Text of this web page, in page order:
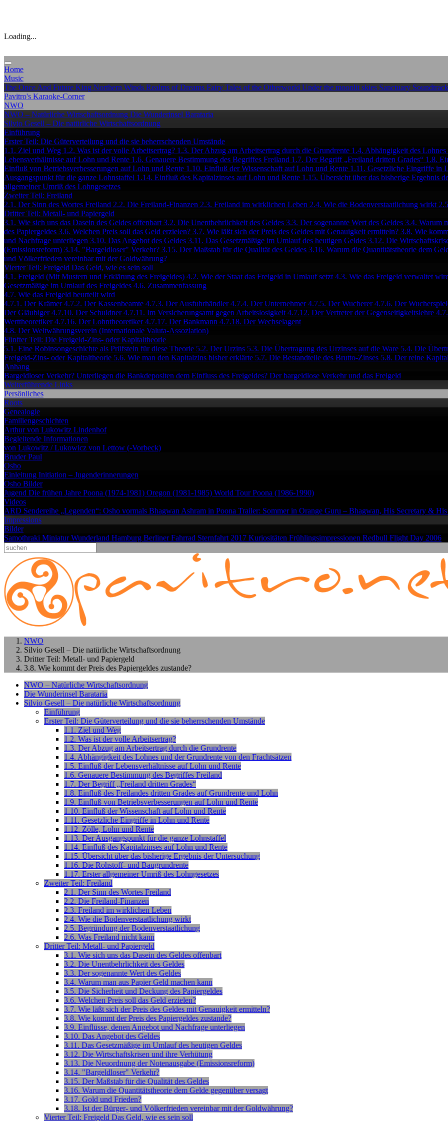
Loading...
Home
Music
The Once And Future King Northern Winds Realms of Dreams Fairy Tales of the Otherworld Under the moonlit skies Sanctuary
Pavitro's Karaoke-Corner
NWO
NWO – Natürliche Wirtschaftsordnung Die Wunderinsel Barataria
Silvio Gesell – Die natürliche Wirtschaftsordnung
Einführung
Erster Teil: Die Güterverteilung und die sie beherrschenden Umstände
1.1. Ziel und Weg 1.2. Was ist der volle Arbeitsertrag? 1.3. Der Abzug am Arbeitsertrag durch die Grundrente 1.4. Abhängigkeit des
Lebensverhältnisse auf Lohn und Rente 1.6. Genauere Bestimmung des Begriffes Freiland 1.7. Der Begriff „Freiland dritten Grades“ 1.8.
Einfluß von Betriebsverbesserungen auf Lohn und Rente 1.10. Einfluß der Wissenschaft auf Lohn und Rente 1.11. Gesetzliche Eingriffe in
Ausgangspunkt für die ganze Lohnstaffel 1.14. Einfluß des Kapitalzinses auf Lohn und Rente 1.15. Übersicht über das bisherige Ergebnis
allgemeiner Umriß des Lohngesetzes
Zweiter Teil: Freiland
2.1. Der Sinn des Wortes Freiland 2.2. Die Freiland-Finanzen 2.3. Freiland im wirklichen Leben 2.4. Wie die Bodenverstaatlichung wirkt
Dritter Teil: Metall- und Papiergeld
3.1. Wie sich uns das Dasein des Geldes offenbart 3.2. Die Unentbehrlichkeit des Geldes 3.3. Der sogenannte Wert des Geldes 3.4. Warum
des Papiergeldes 3.6. Welchen Preis soll das Geld erzielen? 3.7. Wie läßt sich der Preis des Geldes mit Genauigkeit ermitteln? 3.8. Wie
und Nachfrage unterliegen 3.10. Das Angebot des Geldes 3.11. Das Gesetzmäßige im Umlauf des heutigen Geldes 3.12. Die
(Emissionsreform) 3.14. "Bargeldloser" Verkehr? 3.15. Der Maßstab für die Qualität des Geldes 3.16. Warum die Quantitätstheorie dem
und Völkerfrieden vereinbar mit der Goldwährung?
Vierter Teil: Freigeld Das Geld, wie es sein soll
4.1. Freigeld (Mit Mustern und Erklärung des Freigeldes) 4.2. Wie der Staat das Freigeld in Umlauf setzt 4.3. Wie das Freigeld verwaltet
Gesetzmäßige im Umlauf des Freigeldes 4.6. Zusammenfassung
4.7. Wie das Freigeld beurteilt wird
4.7.1. Der Krämer4.7.2. Der Kassenbeamte 4.7.3. Der Ausfuhrhändler4.7.4. Der Unternehmer4.7.5. Der Wucherer4.7.6. Der
Der Gläubiger4.7.10. Der Schuldner4.7.11. Im Versicherungsamt gegen Arbeitslosigkeit 4.7.12. Der Vertreter der Gegenseitigkeitslehre
Werttheoretiker4.7.16. Der Lohntheoretiker4.7.17. Der Bankmann 4.7.18. Der Wechselagent
4.8. Der Weltwährungsverein (Internationale Valuta-Assoziation)
Fünfter Teil: Die Freigeld-Zins- oder Kapitaltheorie
5.1. Eine Robinsongeschichte als Prüfstein für diese Theorie 5.2. Der Urzins 5.3. Die Übertragung des Urzinses auf die Ware 5.4. Die
Freigeld-Zins- oder Kapitaltheorie 5.6. Wie man den Kapitalzins bisher erklärte 5.7. Die Bestandteile des Brutto-Zinses 5.8. Der reine
Anhang
Bargeldloser Verkehr? Unterliegen die Bankdepositen dem Einfluss des Freigeldes? Der bargeldlose Verkehr und das Freigeld
Weiterführende Links
Persönliches
Roots
Genealogie
Familiengeschichten
Arthur von Lukowitz Lindenhof
Begleitende Informationen
von Lukowitz / Lukowicz von Lettow (-Vorbeck)
Bruder Paul
Osho
Einleitung Initiation – Jugenderinnerungen
Osho Bilder
Jugend Die frühen Jahre Poona (1974-1981) Oregon (1981-1985) World TourPoona (1986-1990)
Videos
ARD Sendereihe „Legenden“: Osho vormals Bhagwan Ashram in Poona Trailer: Sommer in Orange Guru – Bhagwan, His Secretary &
Impressions
Bilder
Samothraki Miniatur Wunderland Hamburg Berliner Fahrrad Sternfahrt 2017 Kuriositäten Frühlingsimpressionen Redbull Flight Day 2006
NWO
Silvio Gesell – Die natürliche Wirtschaftsordnung
Dritter Teil: Metall- und Papiergeld
3.8. Wie kommt der Preis des Papiergeldes zustande?
NWO – Natürliche Wirtschaftsordnung
Die Wunderinsel Barataria
Silvio Gesell – Die natürliche Wirtschaftsordnung
Einführung
Erster Teil: Die Güterverteilung und die sie beherrschenden Umstände
1.1. Ziel und Weg
1.2. Was ist der volle Arbeitsertrag?
1.3. Der Abzug am Arbeitsertrag durch die Grundrente
1.4. Abhängigkeit des Lohnes und der Grundrente von den Frachtsätzen
1.5. Einfluß der Lebensverhältnisse auf Lohn und Rente
1.6. Genauere Bestimmung des Begriffes Freiland
1.7. Der Begriff „Freiland dritten Grades“
1.8. Einfluß des Freilandes dritten Grades auf Grundrente und Lohn
1.9. Einfluß von Betriebsverbesserungen auf Lohn und Rente
1.10. Einfluß der Wissenschaft auf Lohn und Rente
1.11. Gesetzliche Eingriffe in Lohn und Rente
1.12. Zölle, Lohn und Rente
1.13. Der Ausgangspunkt für die ganze Lohnstaffel
1.14. Einfluß des Kapitalzinses auf Lohn und Rente
1.15. Übersicht über das bisherige Ergebnis der Untersuchung
1.16. Die Rohstoff- und Baugrundrente
1.17. Erster allgemeiner Umriß des Lohngesetzes
Zweiter Teil: Freiland
2.1. Der Sinn des Wortes Freiland
2.2. Die Freiland-Finanzen
2.3. Freiland im wirklichen Leben
2.4. Wie die Bodenverstaatlichung wirkt
2.5. Begründung der Bodenverstaatlichung
2.6. Was Freiland nicht kann
Dritter Teil: Metall- und Papiergeld
3.1. Wie sich uns das Dasein des Geldes offenbart
3.2. Die Unentbehrlichkeit des Geldes
3.3. Der sogenannte Wert des Geldes
3.4. Warum man aus Papier Geld machen kann
3.5. Die Sicherheit und Deckung des Papiergeldes
3.6. Welchen Preis soll das Geld erzielen?
3.7. Wie läßt sich der Preis des Geldes mit Genauigkeit ermitteln?
3.8. Wie kommt der Preis des Papiergeldes zustande?
3.9. Einflüsse, denen Angebot und Nachfrage unterliegen
3.10. Das Angebot des Geldes
3.11. Das Gesetzmäßige im Umlauf des heutigen Geldes
3.12. Die Wirtschaftskrisen und ihre Verhütung
3.13. Die Neuordnung der Notenausgabe (Emissionsreform)
3.14. "Bargeldloser" Verkehr?
3.15. Der Maßstab für die Qualität des Geldes
3.16. Warum die Quantitätstheorie dem Gelde gegenüber versagt
3.17. Gold und Frieden?
3.18. Ist der Bürger- und Völkerfrieden vereinbar mit der Goldwährung?
Vierter Teil: Freigeld Das Geld, wie es sein soll